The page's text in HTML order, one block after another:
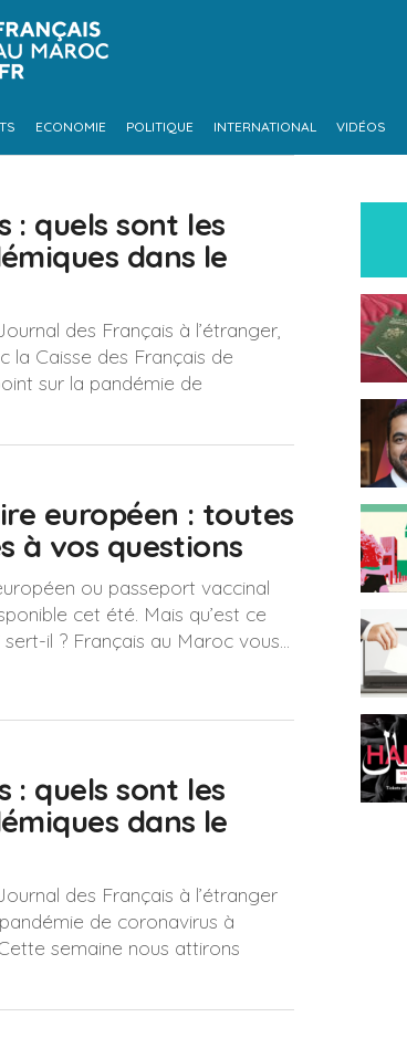
ECONOMIE POLITIQUE INTERNATIONAL VIDÉOS
: quels sont les
dans le
des Français à l’étranger,
la Caisse des Français de
sur la pandémie de
européen : toutes
à vos questions
ou passeport vaccinal
cet été. Mais qu’est ce
il ? Français au Maroc vous...
: quels sont les
dans le
des Français à l’étranger
de coronavirus à
semaine nous attirons